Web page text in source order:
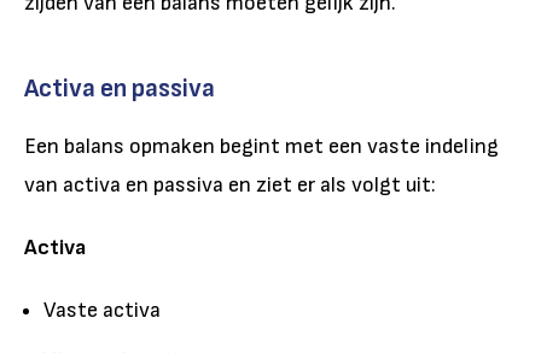
Activa en passiva
Een balans opmaken begint met een vaste indeling
van activa en passiva en ziet er als volgt uit:
Activa
Vaste activa